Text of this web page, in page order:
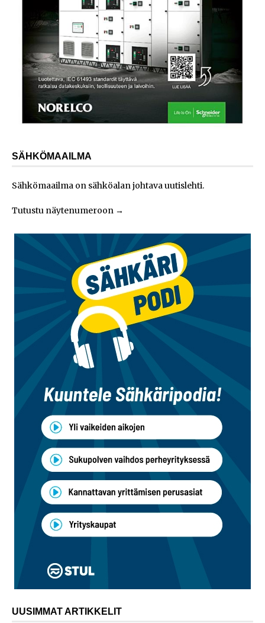
SÄHKÖMAAILMA
Sähkömaailma on sähköalan johtava uutislehti.
Tutustu näytenumeroon →
UUSIMMAT ARTIKKELIT